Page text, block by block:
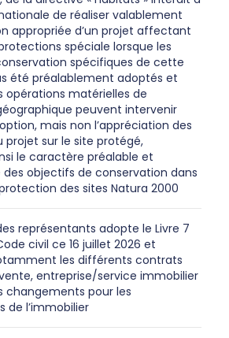
de réaliser valablement
appropriée d’un projet affectant
spéciale lorsque les
spécifiques de cette
été préalablement adoptés et
opérations matérielles de
peuvent intervenir
mais non l’appréciation des
projet sur le site protégé,
le caractère préalable et
des objectifs de conservation dans
des sites Natura 2000
représentants adopte le Livre 7
civil ce 16 juillet 2026 et
les différents contrats
entreprise/service immobilier
changements pour les
de l’immobilier